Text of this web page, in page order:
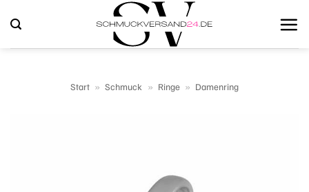
Inhalt
springen
Start » Schmuck » Ringe » Damenring